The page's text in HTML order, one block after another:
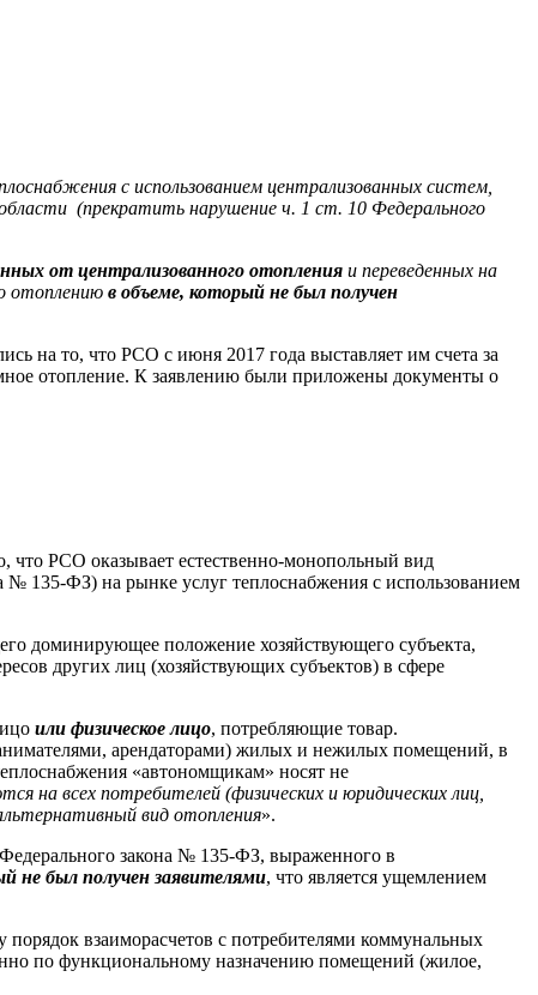
с использованием централизованных систем,
(прекратить нарушение ч. 1 ст. 10 Федерального
от централизованного отопления и переведенных на
отоплению в объеме, который не был получен
на то, что РСО с июня 2017 года выставляет им счета за
отопление. К заявлению были приложены документы о
РСО оказывает естественно-монопольный вид
№ 135-ФЗ) на рынке услуг теплоснабжения с использованием
доминирующее положение хозяйствующего субъекта,
других лиц (хозяйствующих субъектов) в сфере
или физическое лицо, потребляющие товар.
арендаторами) жилых и нежилых помещений, в
«автономщикам» носят не
на всех потребителей (физических и юридических лиц,
вид отопления».
закона № 135-ФЗ, выраженного в
не был получен заявителями, что является ущемлением
взаиморасчетов с потребителями коммунальных
по функциональному назначению помещений (жилое,